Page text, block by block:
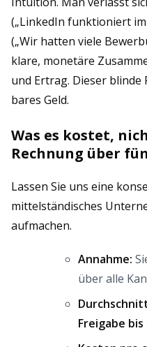
(„LinkedIn funktioniert
(„Wir hatten viele
klare, monetäre
und Ertrag. Dieser
bares Geld.
Was es kostet,
Rechnung über
Lassen Sie uns eine
mittelständisches
aufmachen.
Annahme:
über alle
Freigabe